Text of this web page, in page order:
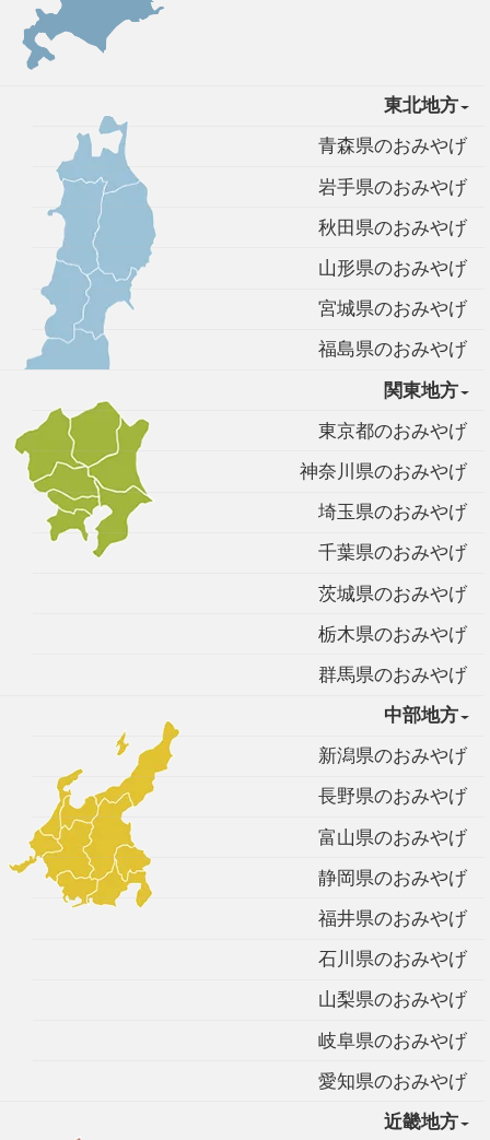
東北地方
青森県のおみやげ
岩手県のおみやげ
秋田県のおみやげ
山形県のおみやげ
宮城県のおみやげ
福島県のおみやげ
関東地方
東京都のおみやげ
神奈川県のおみやげ
埼玉県のおみやげ
千葉県のおみやげ
茨城県のおみやげ
栃木県のおみやげ
群馬県のおみやげ
中部地方
新潟県のおみやげ
長野県のおみやげ
富山県のおみやげ
静岡県のおみやげ
福井県のおみやげ
石川県のおみやげ
山梨県のおみやげ
岐阜県のおみやげ
愛知県のおみやげ
近畿地方